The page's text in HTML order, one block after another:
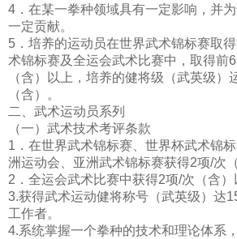
4．在某一拳种领域具有一定影响，并
一定贡献。
5．培养的运动员在世界武术锦标赛取
术锦标赛及全运会武术比赛中，取得前
（含）以上，培养的健将级（武英级）
（含） 。
二、武术运动员系列
（一）武术技术考评条款
1．在世界武术锦标赛、世界杯武术锦
洲运动会、亚洲武术锦标赛获得2项/次
2．全运会武术比赛中获得2项/次（含）
3.获得武术运动健将称号（武英级）达
工作者。
4.系统掌握一个拳种的技术和理论体系